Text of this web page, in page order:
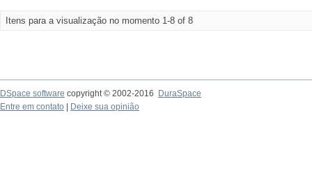
Itens para a visualização no momento 1-8 of 8
DSpace software copyright © 2002-2016
DuraSpace
Entre em contato
Deixe sua opinião